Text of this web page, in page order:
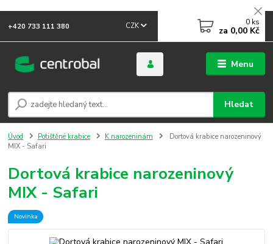
Menu
CZK
Hledat
+420 733 111 380 0 ks
za 0,00 Kč
Úvod Potištěné krabice K narozeninám
Dortová krabice narozeninový
MIX - Safari
Dortová krabice narozeninový
MIX - Safari
Novinka